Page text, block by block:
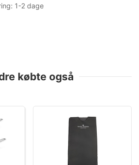
1-2 dage
købte også